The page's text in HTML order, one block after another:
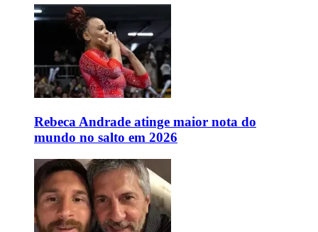
Rebeca Andrade atinge maior nota do
mundo no salto em 2026